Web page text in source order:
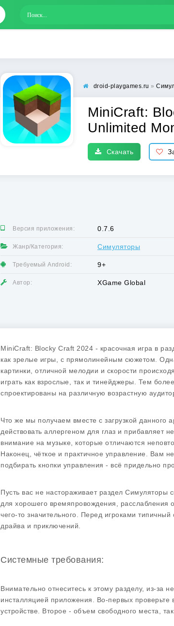
droid-playgames.ru »
MiniCraft:
Unlimited
Скачать
Версия приложения: 0.7.6
Жанр/Категория: Симуляторы
Требуемый Android: 9+
Автор: XGame Global
MiniCraft: Blocky Craft 2024 - красочная игра в
как зрелые игры, с прямолинейным сюжетом.
картинки, отличной мелодии и скорости
играть как взрослые, так и тинейджеры. Тем
спроектированы на различную возрастную
Что же мы получаем вместе с загрузкой данного
действовать аллергеном для глаз и прибавляет
внимание на музыке, которые отличаются
Наконец, чёткое и практичное управление. Вам
подбирать кнопки управления - всё придельно
Пусть вас не настораживает раздел
для хорошего времяпровождения, расслабления
чего-то значительного. Перед игроками
драйва и приключений.
Системные требования:
Внимательно отнеситесь к этому разделу, из-за
инсталляцией приложения. Во-первых
устройстве. Второе - объем свободного места,